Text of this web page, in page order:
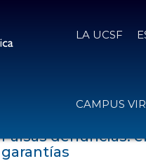
LA UCSF
CAMPUS
Falsas denuncias:
garantías